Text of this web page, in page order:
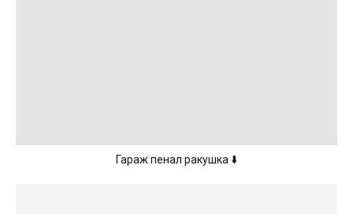
Гараж пенал ракушка ⬇️